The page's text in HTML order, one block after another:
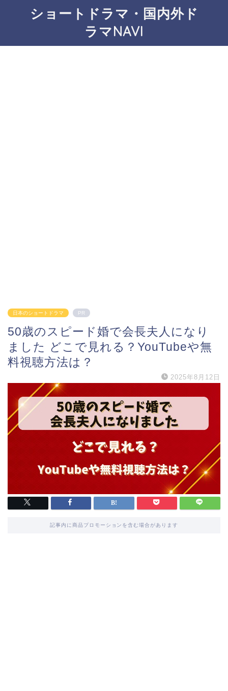
ショートドラマ・国内外ド
ラマNAVI
日本のショートドラマ PR
50歳のスピード婚で会長夫人になり
ました どこで見れる？YouTubeや無
料視聴方法は？
2025年8月12日
記事内に商品プロモーションを含む場合があります